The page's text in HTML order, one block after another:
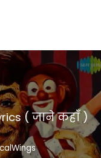
( जाने कहाँ )